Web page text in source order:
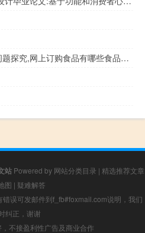
互联网+下的外卖食品安全问题探究,网上订购食品有哪些食品安全问题
站Powered by 网站分类目录 | 精选推荐文章
图 | 疑难解答
误可发邮件到f_fb#foxmail.com说明，我们
纠正，谢谢
不接盈利性广告及商业合作